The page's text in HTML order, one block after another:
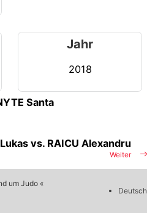
Jahr
2018
Santa
Weiter
Lukas vs. RAICU Alexandru
um Judo «
Deutsch